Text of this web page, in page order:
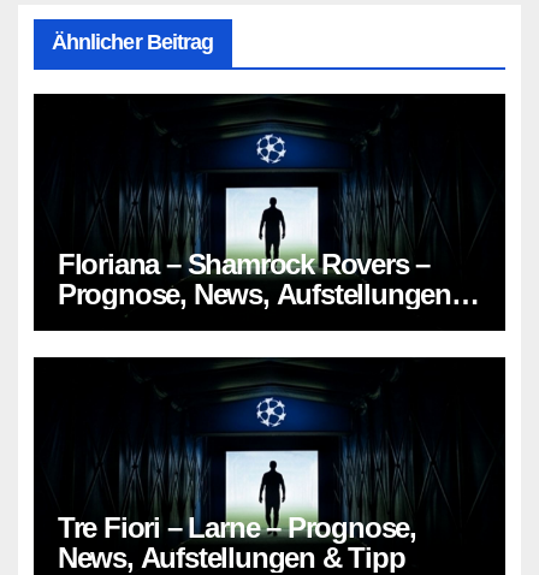
Ähnlicher Beitrag
Floriana – Shamrock Rovers –
Prognose, News, Aufstellungen &
Tipp
Tre Fiori – Larne – Prognose,
News, Aufstellungen & Tipp